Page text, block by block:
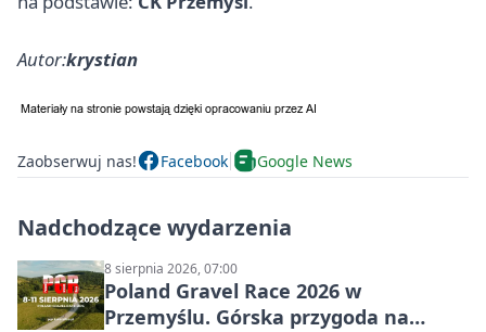
Autor:krystian
Zaobserwuj nas! Facebook Google News
Nadchodzące wydarzenia
8 sierpnia 2026, 07:00
Poland Gravel Race 2026 w
Przemyślu. Górska przygoda na